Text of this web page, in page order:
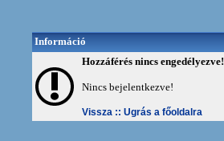
Információ
Hozzáférés nincs engedélyezve!
Nincs bejelentkezve!
Vissza :: Ugrás a főoldalra